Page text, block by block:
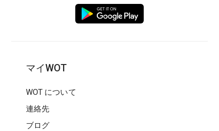
マイWOT
WOT について
連絡先
ブログ